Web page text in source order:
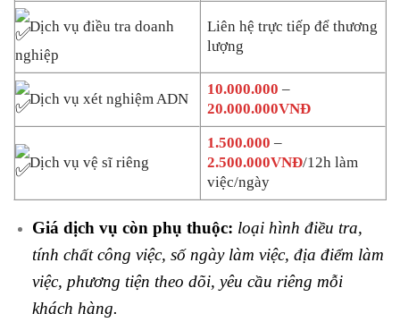
Dịch vụ điều tra doanh
nghiệp
Liên hệ trực tiếp để thương
lượng
Dịch vụ xét nghiệm ADN
10.000.000 –
20.000.000VNĐ
Dịch vụ vệ sĩ riêng
1.500.000 –
2.500.000VNĐ/12h làm
việc/ngày
Giá dịch vụ còn phụ thuộc: loại hình điều tra,
tính chất công việc, số ngày làm việc, địa điểm làm
việc, phương tiện theo dõi, yêu cầu riêng mỗi
khách hàng.